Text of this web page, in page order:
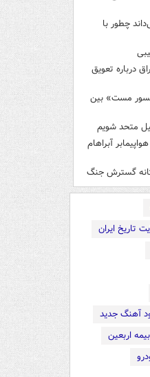
چطور با
درباره تعویق
مست» بین
متحد شویم
آبراهام
گسترش جنگ
تاریخ ایران
آهنگ جدید
اربعین